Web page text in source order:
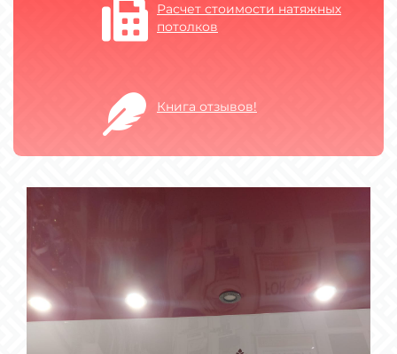
Расчет стоимости натяжных
потолков
Книга отзывов!